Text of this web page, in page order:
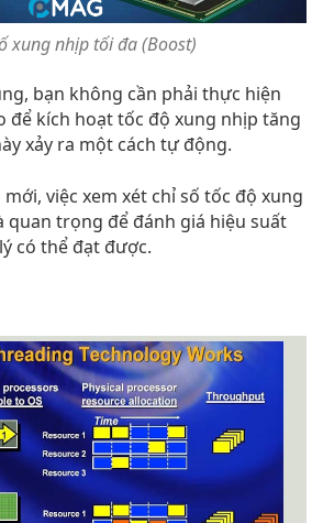
xung nhịp tối đa (Boost)
bạn không cần phải thực hiện
để kích hoạt tốc độ xung nhịp tăng
xảy ra một cách tự động.
mới, việc xem xét chỉ số tốc độ xung
quan trọng để đánh giá hiệu suất
có thể đạt được.